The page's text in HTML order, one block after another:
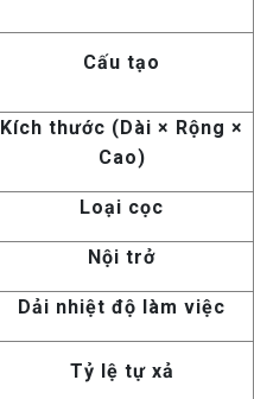
Cấu tạo
Kích thước (Dài × Rộng ×
Cao)
Loại cọc
Nội trở
Dải nhiệt độ làm việc
Tỷ lệ tự xả